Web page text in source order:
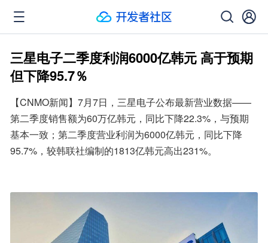
三星电子二季度利润6000亿韩元 高于预期
但下降95.7％
【CNMO新闻】7月7日，三星电子公布最新营业数据——
第二季度销售额为60万亿韩元，同比下降22.3%，与预期
基本一致；第二季度营业利润为6000亿韩元，同比下降
95.7%，较韩联社编制的1813亿韩元高出231%。